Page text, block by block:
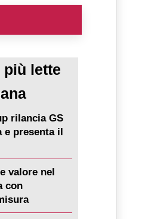
più lette
rilancia GS
presenta il
valore nel
con